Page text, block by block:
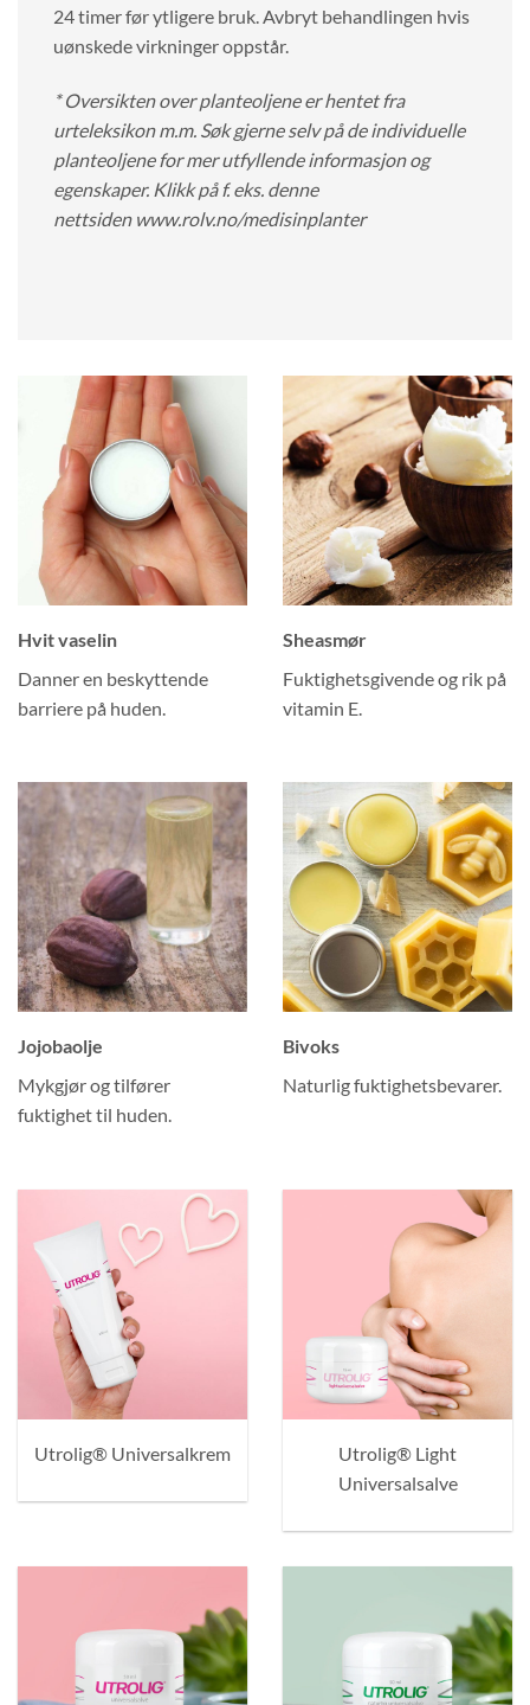
24 timer før ytligere bruk. Avbryt behandlingen hvis
uønskede virkninger oppstår.
* Oversikten over planteoljene er hentet fra
urteleksikon m.m. Søk gjerne selv på de individuelle
planteoljene for mer utfyllende informasjon og
egenskaper. Klikk på f. eks. denne
nettsiden www.rolv.no/medisinplanter
Hvit vaselin
Danner en beskyttende
barriere på huden.
Sheasmør
Fuktighetsgivende og rik på
vitamin E.
Jojobaolje
Mykgjør og tilfører
fuktighet til huden.
Bivoks
Naturlig fuktighetsbevarer.
Utrolig® Universalkrem
Utrolig® Light
Universalsalve